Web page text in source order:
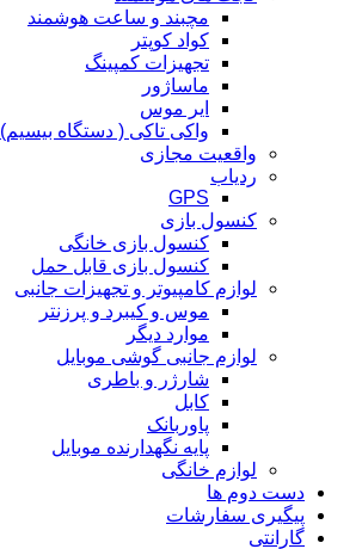
مچبند و ساعت هوشمند
کواد کوپتر
تجهیزات کمپینگ
ماساژور
ایر موس
واکی تاکی ( دستگاه بیسیم)
واقعیت مجازی
ردیاب
GPS
کنسول بازی
کنسول بازی خانگی
کنسول بازی قابل حمل
لوازم کامپیوتر و تجهیزات جانبی
موس و کیبرد و پرزنتر
موارد دیگر
لوازم جانبی گوشی موبایل
شارژر و باطری
کابل
پاوربانک
پایه نگهدارنده موبایل
لوازم خانگی
دست دوم ها
پیگیری سفارشات
گارانتی